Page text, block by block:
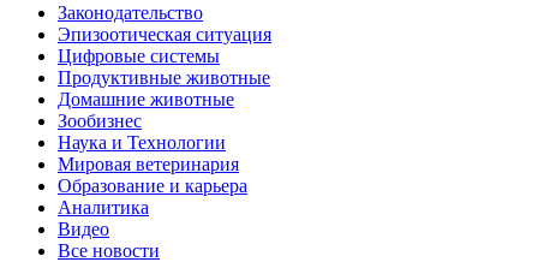
Законодательство
Эпизоотическая ситуация
Цифровые системы
Продуктивные животные
Домашние животные
Зообизнес
Наука и Технологии
Мировая ветеринария
Образование и карьера
Аналитика
Видео
Все новости